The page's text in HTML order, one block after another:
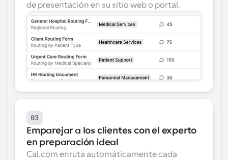
de presentación en su sitio web o portal.
03
Emparejar a los clientes con el experto
en preparación ideal
Cal.com enruta automáticamente cada